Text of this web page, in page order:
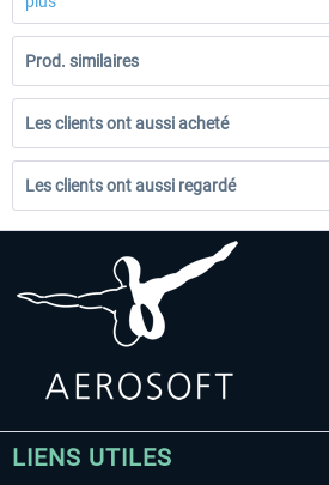
Prod. similaires
Les clients ont aussi acheté
Les clients ont aussi regardé
LIENS UTILES